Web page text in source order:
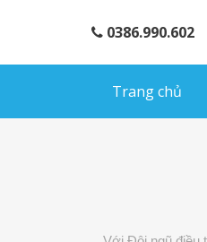
0386.990.602
Trang chủ